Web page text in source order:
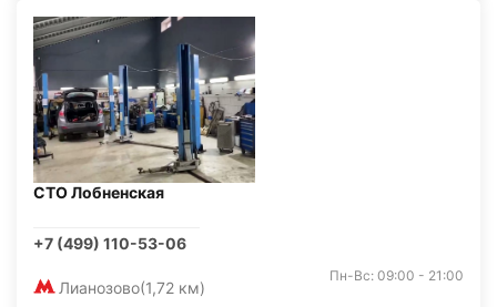
СТО Лобненская
+7 (499) 110-53-06
Лианозово(1,72 км)
Пн-Вс: 09:00 - 21:00